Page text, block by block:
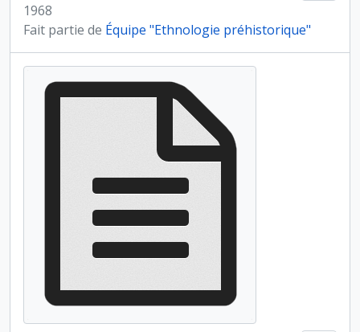
1968
Fait partie de Équipe "Ethnologie préhistorique"